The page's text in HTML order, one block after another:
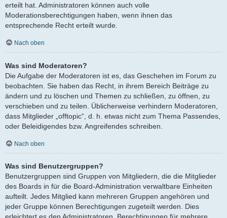
erteilt hat. Administratoren können auch volle
Moderationsberechtigungen haben, wenn ihnen das
entsprechende Recht erteilt wurde.
Nach oben
Was sind Moderatoren?
Die Aufgabe der Moderatoren ist es, das Geschehen im Forum zu
beobachten. Sie haben das Recht, in ihrem Bereich Beiträge zu
ändern und zu löschen und Themen zu schließen, zu öffnen, zu
verschieben und zu teilen. Üblicherweise verhindern Moderatoren,
dass Mitglieder „offtopic“, d. h. etwas nicht zum Thema Passendes,
oder Beleidigendes bzw. Angreifendes schreiben.
Nach oben
Was sind Benutzergruppen?
Benutzergruppen sind Gruppen von Mitgliedern, die die Mitglieder
des Boards in für die Board-Administration verwaltbare Einheiten
aufteilt. Jedes Mitglied kann mehreren Gruppen angehören und
jeder Gruppe können Berechtigungen zugeteilt werden. Dies